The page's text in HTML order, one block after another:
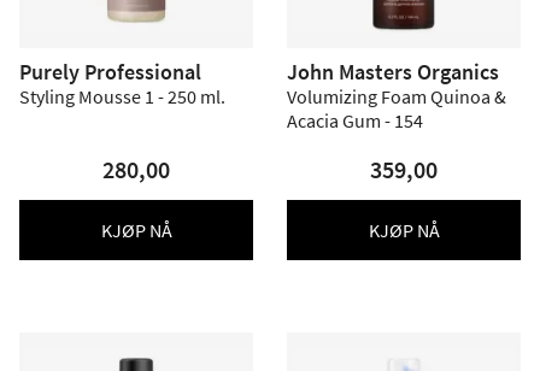
Purely Professional
Styling Mousse 1 - 250 ml.
280,00
KJØP NÅ
John Masters Organics
Volumizing Foam Quinoa &
Acacia Gum - 154
359,00
KJØP NÅ